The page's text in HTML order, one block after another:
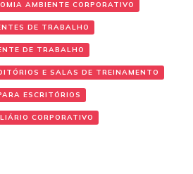
AMBIENTE CORPORATIVO
DE TRABALHO
DE TRABALHO
E SALAS DE TREINAMENTO
ESCRITÓRIOS
CORPORATIVO